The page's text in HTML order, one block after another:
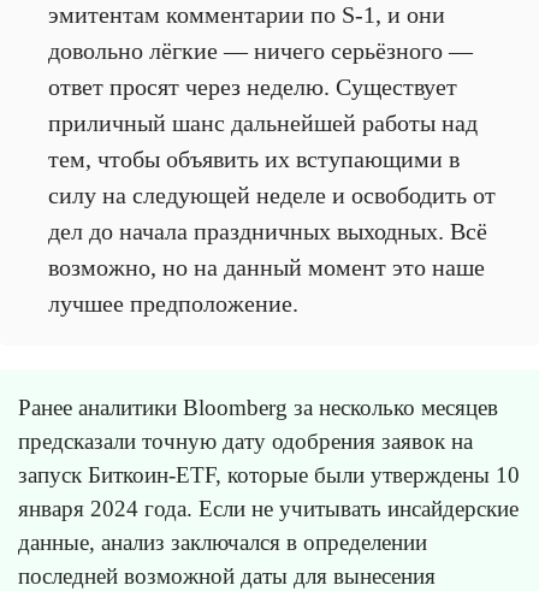
эмитентам комментарии по S-1, и они
довольно лёгкие — ничего серьёзного —
ответ просят через неделю. Существует
приличный шанс дальнейшей работы над
тем, чтобы объявить их вступающими в
силу на следующей неделе и освободить от
дел до начала праздничных выходных. Всё
возможно, но на данный момент это наше
лучшее предположение.
Ранее аналитики Bloomberg за несколько месяцев
предсказали точную дату одобрения заявок на
запуск Биткоин-ETF, которые были утверждены 10
января 2024 года. Если не учитывать инсайдерские
данные, анализ заключался в определении
последней возможной даты для вынесения